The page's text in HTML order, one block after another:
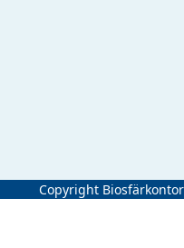
Copyright